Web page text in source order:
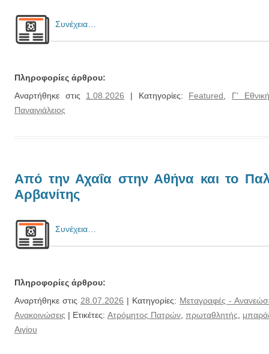
Συνέχεια…
Πληροφορίες άρθρου:
Αναρτήθηκε στις 1.08.2026 | Κατηγορίες: Featured
Γ' Εθνική
Παναιγιάλειος
Από την Αχαΐα στην Αθήνα και το
Αρβανίτης
Συνέχεια…
Πληροφορίες άρθρου:
Αναρτήθηκε στις 28.07.2026 | Κατηγορίες: Μεταγραφές -
Ανακοινώσεις | Ετικέτες: Ατρόμητος Πατρών,πρωταθλητής
Αιγίου